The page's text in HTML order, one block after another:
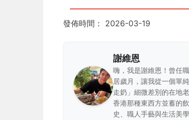
發佈時間： 2026-03-19
謝維恩
嗨，我是謝維恩！曾任
居歲月，讓我從一個單
走奶」細微差別的在地
香港那種東西方並蓄的
史、職人手藝與生活美